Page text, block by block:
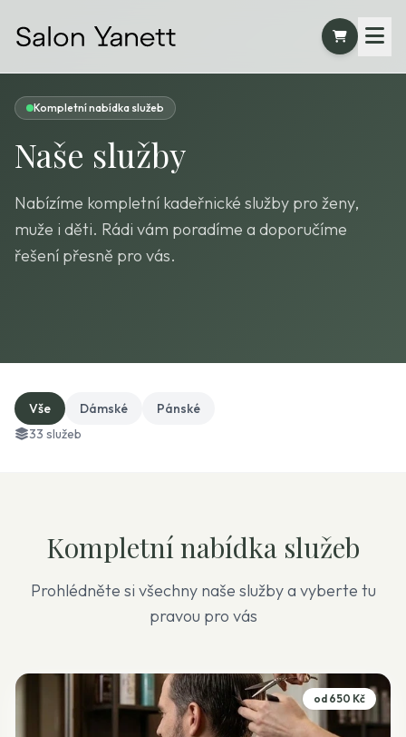
Kompletní nabídka služeb
Naše služby
Nabízíme kompletní kadeřnické služby pro ženy,
muže i děti. Rádi vám poradíme a doporučíme
řešení přesně pro vás.
Vše Dámské
Pánské
33 služeb
Kompletní nabídka služeb
Prohlédněte si všechny naše služby a vyberte tu
pravou pro vás
od 650 Kč